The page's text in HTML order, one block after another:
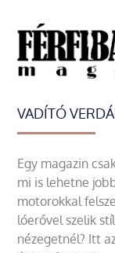
VADÍTÓ
Egy magazin
mi is lehetne
motorokkal
lóerővel szelik
nézegetnél? Itt